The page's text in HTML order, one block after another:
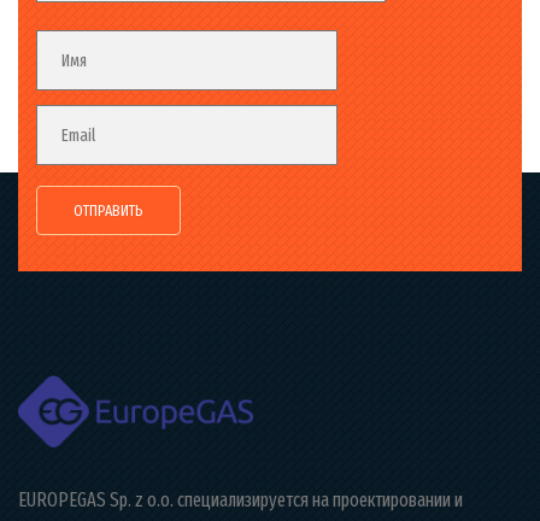
Fieldset
Имя
Email
EUROPEGAS Sp. z o.o. специализируется на проектировании и